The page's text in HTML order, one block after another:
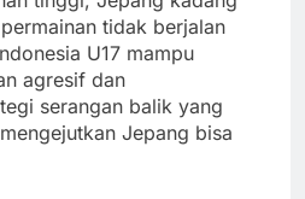
tidak berjalan
U17 mampu
agresif dan
serangan balik yang
Jepang bisa